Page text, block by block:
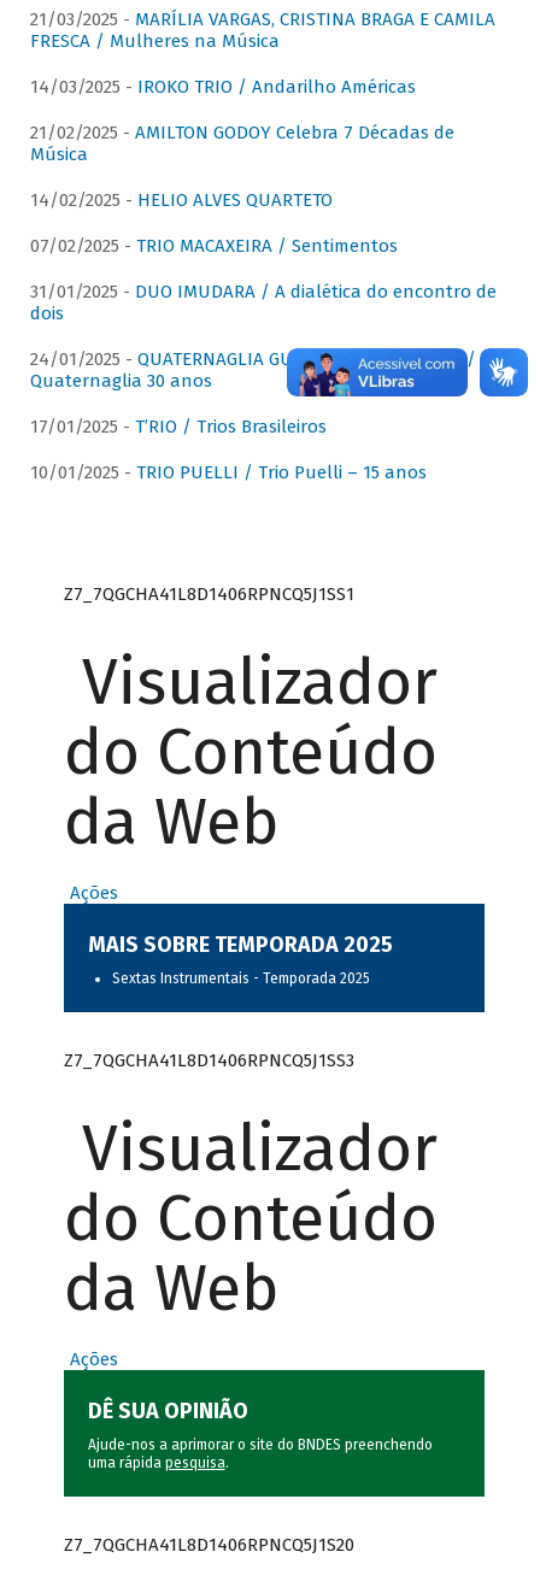
21/03/2025 - MARÍLIA VARGAS, CRISTINA BRAGA E CAMILA
FRESCA / Mulheres na Música
14/03/2025 - IROKO TRIO / Andarilho Américas
21/02/2025 - AMILTON GODOY Celebra 7 Décadas de
Música
14/02/2025 - HELIO ALVES QUARTETO
07/02/2025 - TRIO MACAXEIRA / Sentimentos
31/01/2025 - DUO IMUDARA / A dialética do encontro de
dois
24/01/2025 - QUATERNAGLIA GUITAR QUARTET (QGQ) /
Quaternaglia 30 anos
17/01/2025 - T’RIO / Trios Brasileiros
10/01/2025 - TRIO PUELLI / Trio Puelli – 15 anos
Z7_7QGCHA41L8D1406RPNCQ5J1SS1
Visualizador
do Conteúdo
da Web
Ações
MAIS SOBRE TEMPORADA 2025
Sextas Instrumentais - Temporada 2025
Z7_7QGCHA41L8D1406RPNCQ5J1SS3
Visualizador
do Conteúdo
da Web
Ações
DÊ SUA OPINIÃO
Ajude-nos a aprimorar o site do BNDES preenchendo
uma rápida pesquisa.
Z7_7QGCHA41L8D1406RPNCQ5J1S20